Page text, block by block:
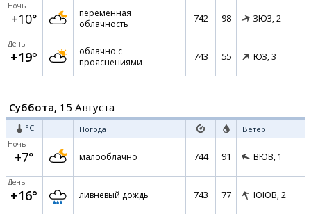
Ночь
+10°
переменная
облачность
742 98 ЗЮЗ, 2
День
+19°
облачно с
прояснениями
743 55 ЮЗ, 3
Суббота, 15 Августа
°C Погода Ветер
Ночь
+7° малооблачно 744 91 ВЮВ, 1
День
+16° ливневый дождь 743 77 ЮЮВ, 2